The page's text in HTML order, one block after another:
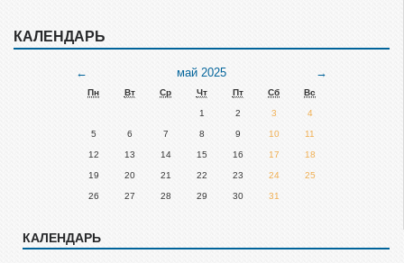
Пропустить
Навигация
Пропустить
Календарь
КАЛЕНДАРЬ
←
месяц
май 2025
Следующий
→
Пн Вт Ср Чт Пт Сб Вс
1 2 3 4
5 6 7 8 9 10 11
12 13 14 15 16 17 18
19 20 21 22 23 24 25
26 27 28 29 30 31
КАЛЕНДАРЬ